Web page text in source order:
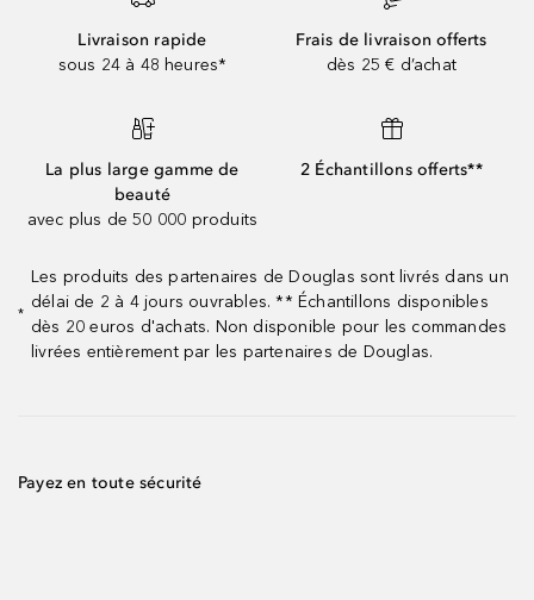
Livraison rapide
sous 24 à 48 heures*
Frais de livraison offerts
dès 25 € d’achat
La plus large gamme de
beauté
avec plus de 50 000 produits
2 Échantillons offerts**
*
Les produits des partenaires de Douglas sont livrés dans un
délai de 2 à 4 jours ouvrables. ** Échantillons disponibles
dès 20 euros d'achats. Non disponible pour les commandes
livrées entièrement par les partenaires de Douglas.
Payez en toute sécurité